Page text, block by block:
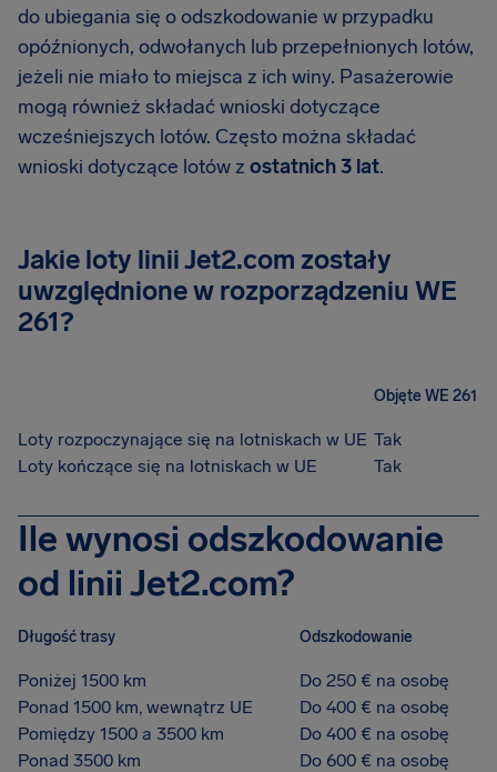
do ubiegania się o odszkodowanie w przypadku
opóźnionych, odwołanych lub przepełnionych lotów,
jeżeli nie miało to miejsca z ich winy. Pasażerowie
mogą również składać wnioski dotyczące
wcześniejszych lotów. Często można składać
wnioski dotyczące lotów z ostatnich 3 lat.
Jakie loty linii Jet2.com zostały
uwzględnione w rozporządzeniu WE
261?
Objęte WE 261
Loty rozpoczynające się na lotniskach w UE Tak
Loty kończące się na lotniskach w UE
Tak
Ile wynosi odszkodowanie
od linii Jet2.com?
Długość trasy Odszkodowanie
Poniżej 1500 km
Do 250 € na osobę
Ponad 1500 km, wewnątrz UE
Do 400 € na osobę
Pomiędzy 1500 a 3500 km
Do 400 € na osobę
Ponad 3500 km
Do 600 € na osobę